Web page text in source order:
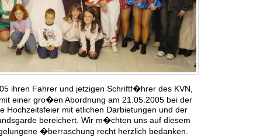
ihren Fahrer und jetzigen Schriftf�hrer des KVN,
einer gro�en Abordnung am 21.05.2005 bei der
Hochzeitsfeier mit etlichen Darbietungen und der
bereichert. Wir m�chten uns auf diesem
�berraschung recht herzlich bedanken.